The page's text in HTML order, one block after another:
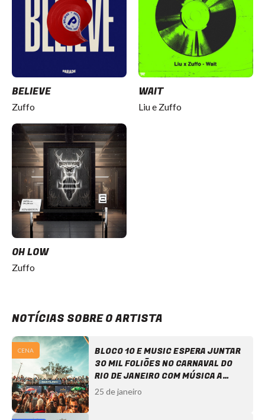
BELIEVE
Zuffo
WAIT
Liu e Zuffo
OH LOW
Zuffo
NOTÍCIAS SOBRE O ARTISTA
CENA
BLOCO 10 E MUSIC ESPERA JUNTAR
30 MIL FOLIÕES NO CARNAVAL DO
RIO DE JANEIRO COM MÚSICA A
ELETRÔNICA
25 de janeiro